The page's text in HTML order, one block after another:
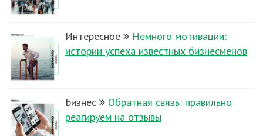
Интересное
Немного мотивации:
истории успеха известных бизнесменов
Бизнес
Обратная связь: правильно
реагируем на отзывы